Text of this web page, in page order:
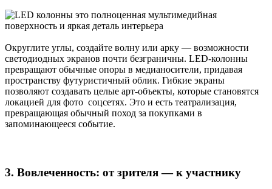
Округлите углы, создайте волну или арку — возможности
светодиодных экранов почти безграничны. LED-колонны
превращают обычные опоры в медианосители, придавая
пространству футуристичный облик. Гибкие экраны
позволяют создавать целые арт-объекты, которые становятся
локацией для фото соцсетях. Это и есть театрализация,
превращающая обычный поход за покупками в
запоминающееся событие.
3. Вовлеченность: от зрителя — к участнику